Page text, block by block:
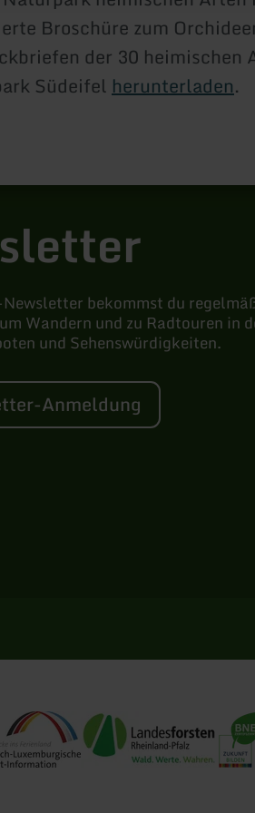
Broschüre zum
der 30 heimischen
Südeifelherunterladen.
bekommst du
Wandern und zu Radtouren in
und Sehenswürdigkeiten.
Anmeldung
Land
Information DeuluxLandesforsten RLP BNE